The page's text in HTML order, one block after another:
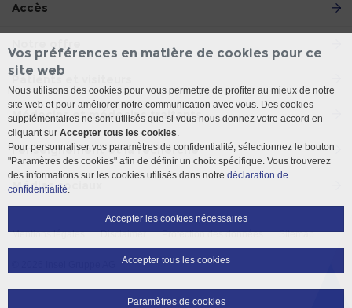
Accès
Notre offre
Patients et visiteurs
Médecins et médecins traitants
l'enseignement et la recherche
Médias sociaux
Mentions légales Disclaimer Protection des données Sitemap
Vos préférences en matière de cookies pour ce
site web
Nous utilisons des cookies pour vous permettre de profiter au mieux de notre
site web et pour améliorer notre communication avec vous. Des cookies
supplémentaires ne sont utilisés que si vous nous donnez votre accord en
cliquant sur Accepter tous les cookies.
Pour personnaliser vos paramètres de confidentialité, sélectionnez le bouton
"Paramètres des cookies" afin de définir un choix spécifique. Vous trouverez
des informations sur les cookies utilisés dans notre déclaration de
confidentialité.
Accepter les cookies nécessaires
Accepter tous les cookies
Paramètres de cookies